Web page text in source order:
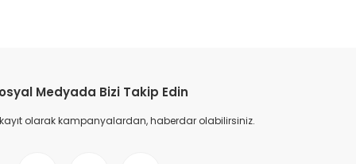
Medyada Bizi Takip Edin
olarak kampanyalardan, haberdar olabilirsiniz.